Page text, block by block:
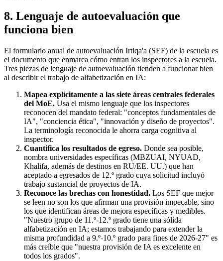
8. Lenguaje de autoevaluación que
funciona bien
El formulario anual de autoevaluación Irtiqa'a (SEF) de la escuela es
el documento que enmarca cómo entran los inspectores a la escuela.
Tres piezas de lenguaje de autoevaluación tienden a funcionar bien
al describir el trabajo de alfabetización en IA:
Mapea explícitamente a las siete áreas centrales federales
del MoE. Usa el mismo lenguaje que los inspectores
reconocen del mandato federal: "conceptos fundamentales de
IA", "conciencia ética", "innovación y diseño de proyectos".
La terminología reconocida le ahorra carga cognitiva al
inspector.
Cuantifica los resultados de egreso. Donde sea posible,
nombra universidades específicas (MBZUAI, NYUAD,
Khalifa, además de destinos en RU/EE. UU.) que han
aceptado a egresados de 12.º grado cuya solicitud incluyó
trabajo sustancial de proyectos de IA.
Reconoce las brechas con honestidad. Los SEF que mejor
se leen no son los que afirman una provisión impecable, sino
los que identifican áreas de mejora específicas y medibles.
"Nuestro grupo de 11.º-12.º grado tiene una sólida
alfabetización en IA; estamos trabajando para extender la
misma profundidad a 9.º-10.º grado para fines de 2026-27" es
más creíble que "nuestra provisión de IA es excelente en
todos los grados".